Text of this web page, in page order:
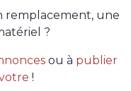
remplacement, une
?
ou à publier
!